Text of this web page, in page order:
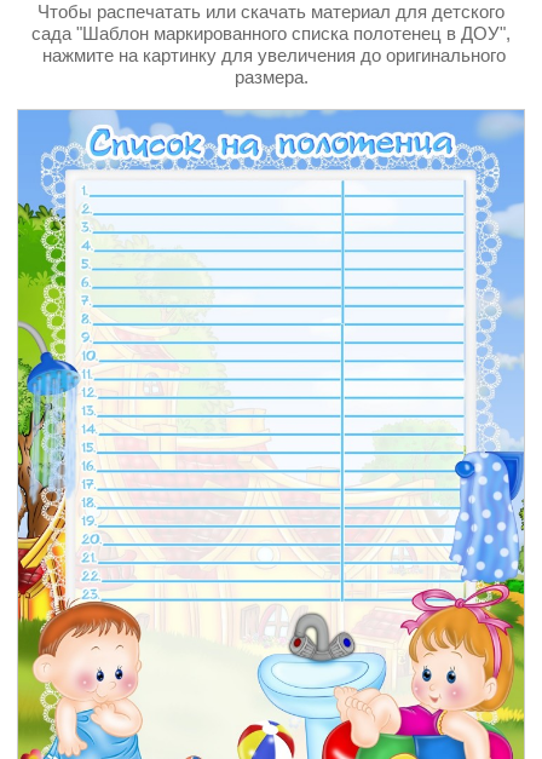
Чтобы распечатать или скачать материал для детского
сада "Шаблон маркированного списка полотенец в ДОУ",
нажмите на картинку для увеличения до оригинального
размера.